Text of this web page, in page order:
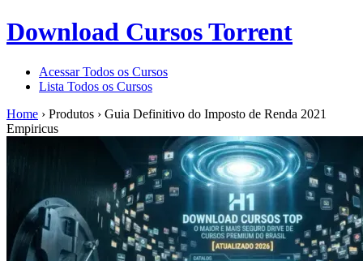
Download Cursos Torrent
Acessar Todos os Cursos
Lista Todos os Cursos
Home › Produtos › Guia Definitivo do Imposto de Renda 2021
Empiricus